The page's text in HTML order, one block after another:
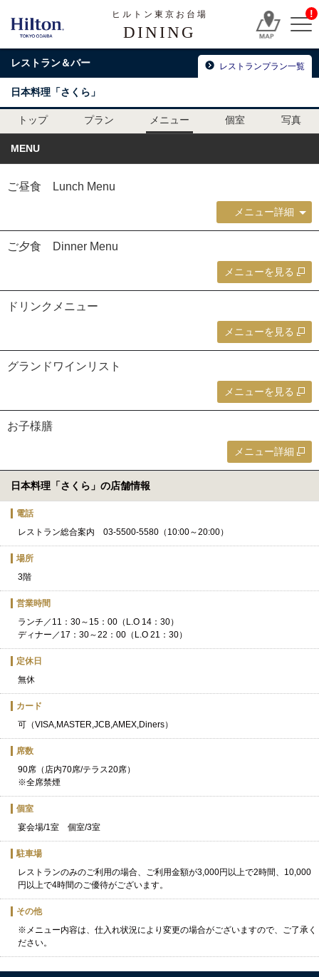
ヒルトン東京お台場
DINING
!
レストラン＆バー レストランプラン一覧
日本料理「さくら」
トップ プラン メニュー 個室 写真
MENU
ご昼食 Lunch Menu
メニュー詳細
ご夕食 Dinner Menu
メニューを見る
ドリンクメニュー
メニューを見る
グランドワインリスト
メニューを見る
お子様膳
メニュー詳細
日本料理「さくら」の店舗情報
電話
レストラン総合案内 03-5500-5580（10:00～20:00）
場所
3階
営業時間
ランチ／11：30～15：00（L.O 14：30）
ディナー／17：30～22：00（L.O 21：30）
定休日
無休
カード
可（VISA,MASTER,JCB,AMEX,Diners）
席数
90席（店内70席/テラス20席）
※全席禁煙
個室
宴会場/1室 個室/3室
駐車場
レストランのみのご利用の場合、ご利用金額が3,000円以上で2時間、10,000
円以上で4時間のご優待がございます。
その他
※メニュー内容は、仕入れ状況により変更の場合がございますので、ご了承く
ださい。